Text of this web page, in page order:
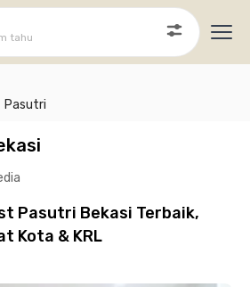
tahu
Pasutri
Pasutri Bekasi Terbaik,
Kota & KRL